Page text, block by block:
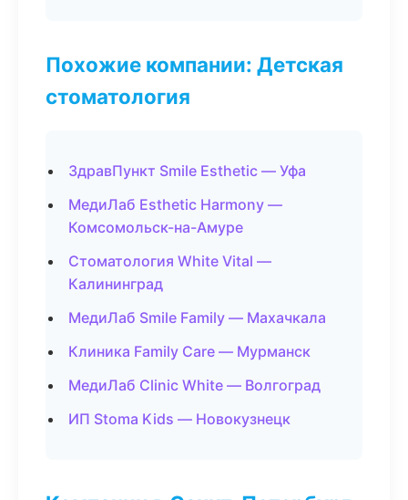
Похожие компании: Детская
стоматология
ЗдравПункт Smile Esthetic — Уфа
МедиЛаб Esthetic Harmony —
Комсомольск-на-Амуре
Стоматология White Vital —
Калининград
МедиЛаб Smile Family — Махачкала
Клиника Family Care — Мурманск
МедиЛаб Clinic White — Волгоград
ИП Stoma Kids — Новокузнецк